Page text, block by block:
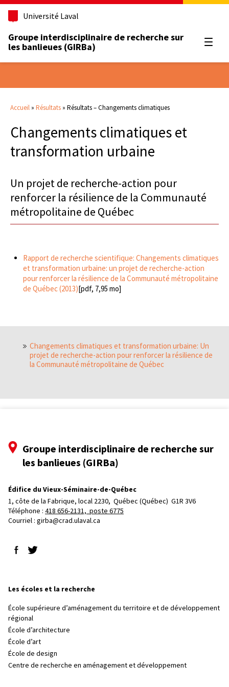
Université Laval
Groupe interdisciplinaire de recherche sur
les banlieues (GIRBa)
Accueil » Résultats » Résultats – Changements climatiques
Changements climatiques et
transformation urbaine
Un projet de recherche-action pour
renforcer la résilience de la Communauté
métropolitaine de Québec
Rapport de recherche scientifique: Changements climatiques
et transformation urbaine: un projet de recherche-action
pour renforcer la résilience de la Communauté métropolitaine
de Québec (2013)[pdf, 7,95 mo]
Changements climatiques et transformation urbaine: Un
projet de recherche-action pour renforcer la résilience de
la Communauté métropolitaine de Québec
Groupe interdisciplinaire de recherche sur
les banlieues (GIRBa)
Édifice du Vieux-Séminaire-de-Québec
1, côte de la Fabrique, local 2230, Québec (Québec)  G1R 3V6
Téléphone : 418 656-2131, poste 6775
Courriel : girba@crad.ulaval.ca
Suivez-nous sur Facebook
Suivez-nous sur Twitter
Les écoles et la recherche
École supérieure d’aménagement du territoire et de développement
régional
École d’architecture
École d’art
École de design
Centre de recherche en aménagement et développement